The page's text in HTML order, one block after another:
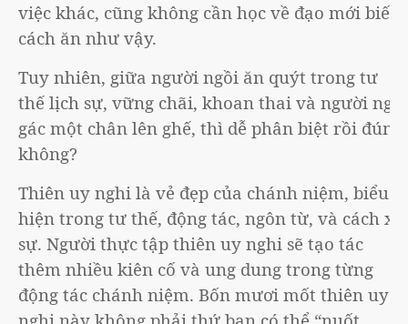
việc khác, cũng không cần học về đạo mới biết
cách ăn như vậy.
Tuy nhiên, giữa người ngồi ăn quýt trong tư
thế lịch sự, vững chãi, khoan thai và người ngồi
gác một chân lên ghế, thì dễ phân biệt rồi đúng
không?
Thiên uy nghi là vẻ đẹp của chánh niệm, biểu
hiện trong tư thế, động tác, ngôn từ, và cách xử
sự. Người thực tập thiên uy nghi sẽ tạo tác
thêm nhiều kiên cố và ung dung trong từng
động tác chánh niệm. Bốn mươi mốt thiên uy